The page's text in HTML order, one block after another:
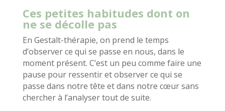
Ces petites habitudes dont on
ne se décolle pas
En Gestalt-thérapie, on prend le temps
d’observer ce qui se passe en nous, dans le
moment présent. C’est un peu comme faire une
pause pour ressentir et observer ce qui se
passe dans notre tête et dans notre cœur sans
chercher à l’analyser tout de suite.